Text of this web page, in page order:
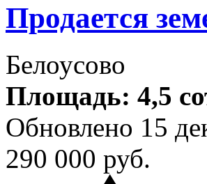
Продается
Белоусово
Площадь: 4,5
Обновлено 15
290 000 руб.